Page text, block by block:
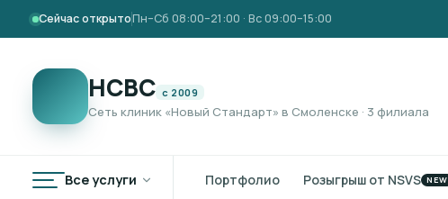
Сейчас открытоПн–Сб 08:00–21:00 · Вс 09:00–15:00
НСВС с 2009
Сеть клиник «Новый Стандарт» в Смоленске · 3 филиала
Все услуги Портфолио Розыгрыш от NSVS NEW